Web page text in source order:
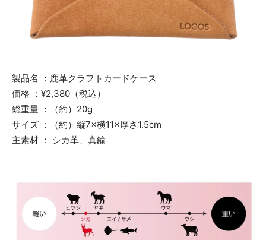
製品名 ：鹿革クラフトカードケース
価格 ：¥2,380（税込）
総重量 ：（約）20g
サイズ ：（約）縦7×横11×厚さ1.5cm
主素材 ： シカ革、真鍮